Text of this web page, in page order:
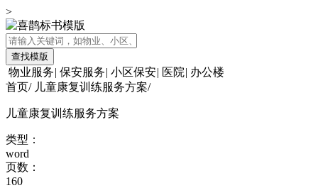
>
查找模版
物业服务| 保安服务| 小区保安| 医院| 办公楼
首页/ 儿童康复训练服务方案/
儿童康复训练服务方案
类型：
word
页数：
160